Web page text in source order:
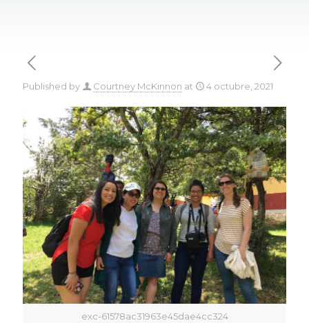
Published by Courtney McKinnon at 4 octubre, 2021
exc-61578ac31963e45dae4cc324